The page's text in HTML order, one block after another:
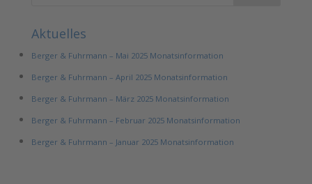
Aktuelles
Berger & Fuhrmann – Mai 2025 Monatsinformation
Berger & Fuhrmann – April 2025 Monatsinformation
Berger & Fuhrmann – März 2025 Monatsinformation
Berger & Fuhrmann – Februar 2025 Monatsinformation
Berger & Fuhrmann – Januar 2025 Monatsinformation